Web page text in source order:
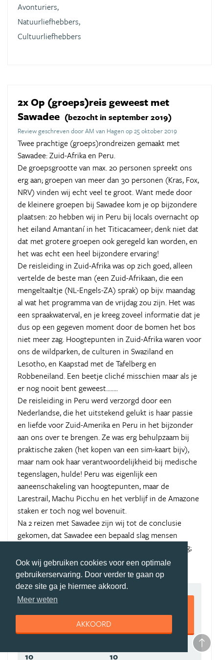
Ook wij gebruiken cookies voor een optimale
gebruikerservaring. Door verder te gaan op
deze site ga je hiermee akkoord.
Meer weten
AKKOORD
Avonturiers,
Natuurliefhebbers,
Cultuurliefhebbers
2x Op (groeps)reis geweest met
Sawadee (bezocht in september 2019)
Review geschreven door AM van Hagen op 25 oktober 2019
Twee prachtige (groeps)rondreizen gemaakt met
Sawadee: Zuid-Afrika en Peru.
De groepsgrootte van max. 20 personen spreekt ons
erg aan; groepen van meer dan 30 personen (Kras, Fox,
NRV) vinden wij echt veel te groot. Want mede door
de kleinere groepen bij Sawadee kom je op bijzondere
plaatsen: zo hebben wij in Peru bij locals overnacht op
het eiland Amantaní in het Titicacameer; denk niet dat
dat met grotere groepen ook geregeld kan worden, en
het was echt een heel bijzondere ervaring!
De reisleiding in Zuid-Afrika was op zich goed, alleen
vertelde de beste man (een Zuid-Afrikaan, die een
mengeltaaltje (NL-Engels-ZA) sprak) op bijv. maandag
al wat het programma van de vrijdag zou zijn. Het was
een spraakwaterval, en je kreeg zoveel informatie dat je
dus op een gegeven moment door de bomen het bos
niet meer zag. Hoogtepunten in Zuid-Afrika waren voor
ons de wildparken, de culturen in Swaziland en
Lesotho, en Kaapstad met de Tafelberg en
Robbeneiland. Een beetje cliché misschien maar als je
er nog nooit bent geweest........
De reisleiding in Peru werd verzorgd door een
Nederlandse, die het uitstekend gelukt is haar passie
en liefde voor Zuid-Amerika en Peru in het bijzonder
aan ons over te brengen. Ze was erg behulpzaam bij
praktische zaken (het kopen van een sim-kaart bijv),
maar nam ook haar verantwoordelijkheid bij medische
tegenslagen, hulde! Peru was eigenlijk een
aaneenschakeling van hoogtepunten, maar de
Larestrail, Machu Picchu en het verblijf in de Amazone
staken er toch nog wel bovenuit.
Na 2 reizen met Sawadee zijn wij tot de conclusie
gekomen, dat Sawadee een bepaald slag mensen
aantrekt met allemaal zo'n beetje dezelfde instelling;
en wij voelen ons daarbij prima.......
9,5
10 10